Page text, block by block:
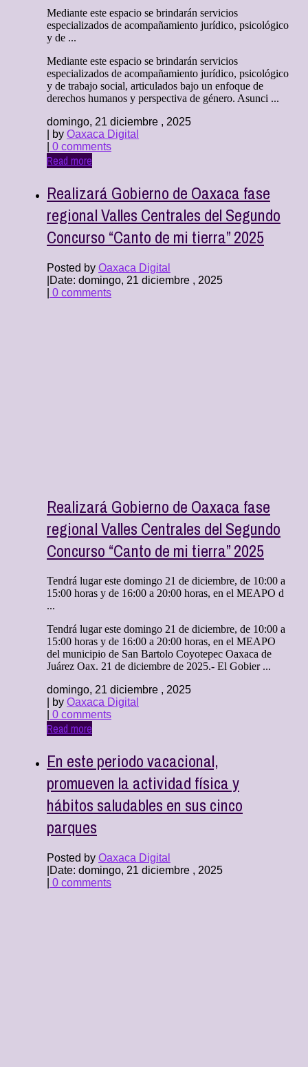
Mediante este espacio se brindarán servicios
especializados de acompañamiento jurídico, psicológico
y de ...
Mediante este espacio se brindarán servicios
especializados de acompañamiento jurídico, psicológico
y de trabajo social, articulados bajo un enfoque de
derechos humanos y perspectiva de género. Asunci ...
domingo, 21 diciembre , 2025
| by Oaxaca Digital
0 comments
Read more
Realizará Gobierno de Oaxaca fase
regional Valles Centrales del Segundo
Concurso “Canto de mi tierra” 2025
Posted by Oaxaca Digital
Date: domingo, 21 diciembre , 2025
0 comments
Realizará Gobierno de Oaxaca fase
regional Valles Centrales del Segundo
Concurso “Canto de mi tierra” 2025
Tendrá lugar este domingo 21 de diciembre, de 10:00 a
15:00 horas y de 16:00 a 20:00 horas, en el MEAPO d
...
Tendrá lugar este domingo 21 de diciembre, de 10:00 a
15:00 horas y de 16:00 a 20:00 horas, en el MEAPO
del municipio de San Bartolo Coyotepec Oaxaca de
Juárez Oax. 21 de diciembre de 2025.- El Gobier ...
domingo, 21 diciembre , 2025
| by Oaxaca Digital
0 comments
Read more
En este periodo vacacional,
promueven la actividad física y
hábitos saludables en sus cinco
parques
Posted by Oaxaca Digital
Date: domingo, 21 diciembre , 2025
0 comments